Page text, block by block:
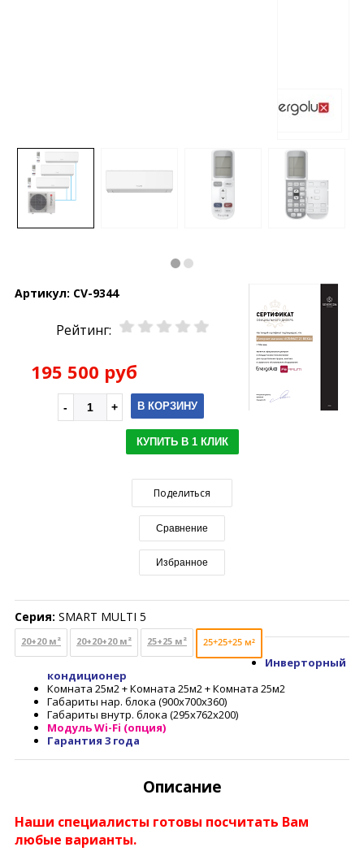
Артикул: CV-9344
Рейтинг:
195 500 руб
В КОРЗИНУ
КУПИТЬ В 1 КЛИК
Поделиться
Сравнение
Избранное
Серия: SMART MULTI 5
20+20 м² 20+20+20 м² 25+25 м² 25+25+25 м²
Инверторный
кондиционер
Комната 25м2 + Комната 25м2 + Комната 25м2
Габариты нар. блока (900x700x360)
Габариты внутр. блока (295x762x200)
Модуль Wi-Fi (опция)
Гарантия 3 года
Описание
Наши специалисты готовы посчитать Вам
любые варианты.